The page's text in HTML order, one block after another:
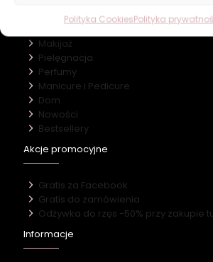
Polityka CookiesPolityka
Makijaż
Pielęgnacja
Perfumy
Manicure i Pedicure
Dom
Nowości
Bestsellery
Akcje promocyjne
Gratis za Facebook
Gratis do zamówienia
Odżywka do rzęs -50% przy zakupie
Informacje